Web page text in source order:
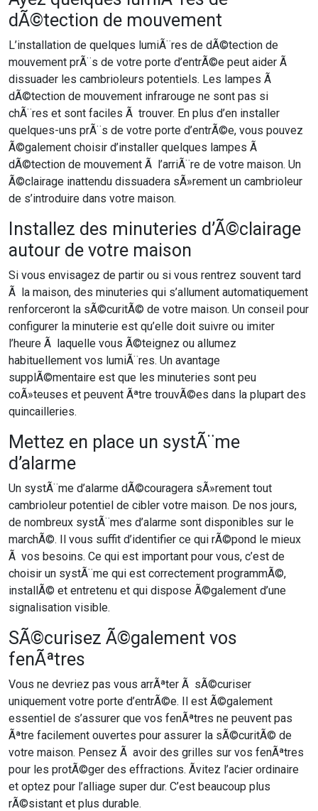
dÃ©tection de mouvement
L’installation de quelques lumiÃ¨res de dÃ©tection de
mouvement prÃ¨s de votre porte d’entrÃ©e peut aider Ã
dissuader les cambrioleurs potentiels. Les lampes Ã
dÃ©tection de mouvement infrarouge ne sont pas si
chÃ¨res et sont faciles Ã trouver. En plus d’en installer
quelques-uns prÃ¨s de votre porte d’entrÃ©e, vous pouvez
Ã©galement choisir d’installer quelques lampes Ã
dÃ©tection de mouvement Ã l’arriÃ¨re de votre maison. Un
Ã©clairage inattendu dissuadera sÃ»rement un cambrioleur
de s’introduire dans votre maison.
Installez des minuteries d’Ã©clairage
autour de votre maison
Si vous envisagez de partir ou si vous rentrez souvent tard
Ã la maison, des minuteries qui s’allument automatiquement
renforceront la sÃ©curitÃ© de votre maison. Un conseil pour
configurer la minuterie est qu’elle doit suivre ou imiter
l’heure Ã laquelle vous Ã©teignez ou allumez
habituellement vos lumiÃ¨res. Un avantage
supplÃ©mentaire est que les minuteries sont peu
coÃ»teuses et peuvent Ãªtre trouvÃ©es dans la plupart des
quincailleries.
Mettez en place un systÃ¨me
d’alarme
Un systÃ¨me d’alarme dÃ©couragera sÃ»rement tout
cambrioleur potentiel de cibler votre maison. De nos jours,
de nombreux systÃ¨mes d’alarme sont disponibles sur le
marchÃ©. Il vous suffit d’identifier ce qui rÃ©pond le mieux
Ã vos besoins. Ce qui est important pour vous, c’est de
choisir un systÃ¨me qui est correctement programmÃ©,
installÃ© et entretenu et qui dispose Ã©galement d’une
signalisation visible.
SÃ©curisez Ã©galement vos
fenÃªtres
Vous ne devriez pas vous arrÃªter Ã sÃ©curiser
uniquement votre porte d’entrÃ©e. Il est Ã©galement
essentiel de s’assurer que vos fenÃªtres ne peuvent pas
Ãªtre facilement ouvertes pour assurer la sÃ©curitÃ© de
votre maison. Pensez Ã avoir des grilles sur vos fenÃªtres
pour les protÃ©ger des effractions. Ãvitez l’acier ordinaire
et optez pour l’alliage super dur. C’est beaucoup plus
rÃ©sistant et plus durable.